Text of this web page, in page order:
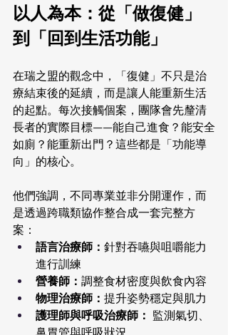
以人為本：從「做復健」
到「回到生活功能」
在瑞之盟的觀念中，「復健」不只是治
療結束後的延續，而是讓人能重新生活
的起點。每次接觸個案，團隊會先釐清
長者的實際目標——能自己進食？能安全
如廁？能重新出門？這些都是「功能導
向」的核心。
他們強調，不同專業並非分開運作，而
是透過跨職類協作整合成一套完整方
案：
語言治療師： 針對吞嚥與咀嚼能力
進行訓練
營養師： 調整食材密度與飲食內容
物理治療師： 提升姿勢穩定與肌力
護理師與呼吸治療師： 監測氣切、